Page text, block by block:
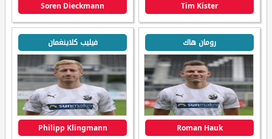
Tim Kister
Soren Dieckmann
رومان هاك
Roman Hauk
فيليب كلاينغمان
Philipp Klingmann